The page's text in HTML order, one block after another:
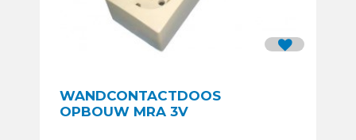
WANDCONTACTDOOS
OPBOUW MRA 3V